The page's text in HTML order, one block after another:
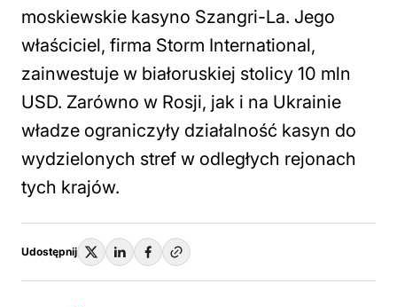
moskiewskie kasyno Szangri-La. Jego
właściciel, firma Storm International,
zainwestuje w białoruskiej stolicy 10 mln
USD. Zarówno w Rosji, jak i na Ukrainie
władze ograniczyły działalność kasyn do
wydzielonych stref w odległych rejonach
tych krajów.
Udostępnij